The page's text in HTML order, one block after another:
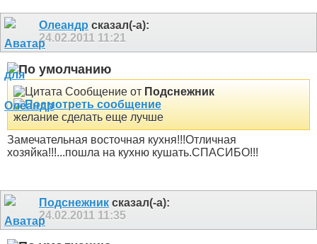
Олеандр сказал(-а):
24.02.2011 11:21
Сообщение от Подснежник
желание сделать еще лучше
Замечательная восточная кухня!!!Отличная
хозяйка!!!...пошла на кухню кушать.СПАСИБО!!!
Подснежник сказал(-а):
24.02.2011 11:35